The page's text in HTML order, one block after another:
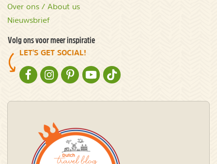
Over ons / About us
Nieuwsbrief
Volg ons voor meer inspiratie
LET'S GET SOCIAL!
NATURESCANNER OP FACEBOOK
NATURESCANNER OP INSTAGRAM
NATURESCANNER OP PINTEREST
NATURESCANNER OP YOUTUBE
NATURESCANNER OP TIKTOK